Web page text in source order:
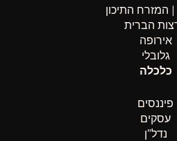
המזרח התיכון
הברית
אירופה
גלובלי
כלכלה
פיננסים
עסקים
נדל”ן